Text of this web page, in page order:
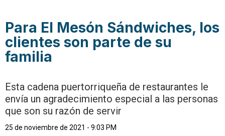
Para El Mesón Sándwiches, los
clientes son parte de su
familia
Esta cadena puertorriqueña de restaurantes le
envía un agradecimiento especial a las personas
que son su razón de servir
25 de noviembre de 2021 - 9:03 PM